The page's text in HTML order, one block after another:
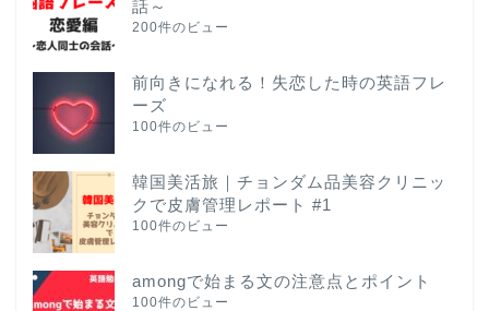
話～
200件のビュー
前向きになれる！失恋した時の英語フレ
ーズ
100件のビュー
韓国美活旅｜チョンダム品美容クリニッ
クで皮膚管理レポート #1
100件のビュー
amongで始まる文の注意点とポイント
100件のビュー